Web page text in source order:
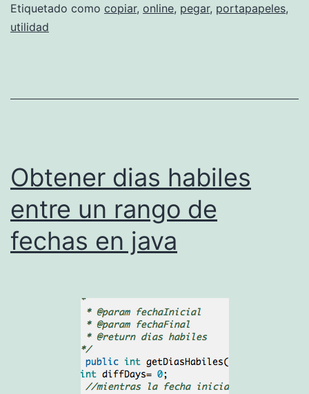
p
e
p
r
t
a
p
e
l
Etiquetado como copiar, online, pegar, portapapeles,
utilidad
Obtener dias habiles
entre un rango de
fechas en java